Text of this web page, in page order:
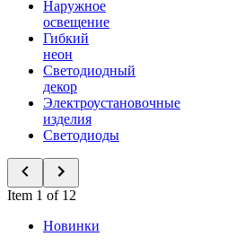
Наружное
освещение
Гибкий
неон
Светодиодный
декор
Электроустановочные
изделия
Светодиоды
Item 1 of 12
Новинки